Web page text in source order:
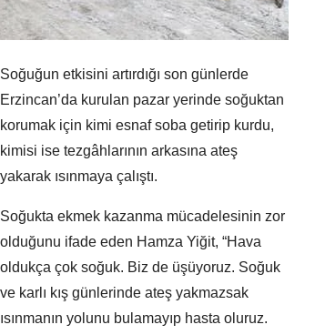
Soğuğun etkisini artırdığı son günlerde
Erzincan’da kurulan pazar yerinde soğuktan
korumak için kimi esnaf soba getirip kurdu,
kimisi ise tezgâhlarının arkasına ateş
yakarak ısınmaya çalıştı.
Soğukta ekmek kazanma mücadelesinin zor
olduğunu ifade eden Hamza Yiğit, “Hava
oldukça çok soğuk. Biz de üşüyoruz. Soğuk
ve karlı kış günlerinde ateş yakmazsak
ısınmanın yolunu bulamayıp hasta oluruz.